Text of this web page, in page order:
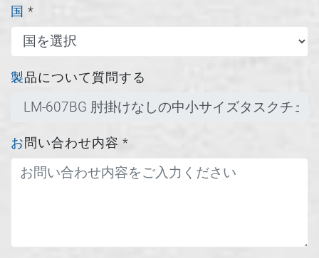
*
製品について質問する
お問い合わせ内容 *